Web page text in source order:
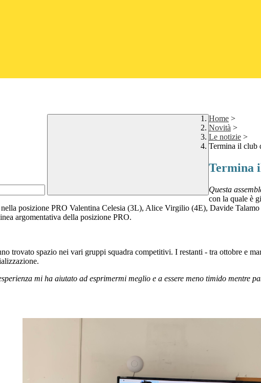
Home >
Novità >
Le notizie >
Termina il club
Termina
Questa
con la quale è
nella posizione PRO Valentina Celesia (3L), Alice Virgilio (4E), Davide
argomentativa della posizione PRO.
trovato spazio nei vari gruppi squadra competitivi. I restanti - tra ottobre e
mi ha aiutato ad esprimermi meglio e a essere meno timido mentre